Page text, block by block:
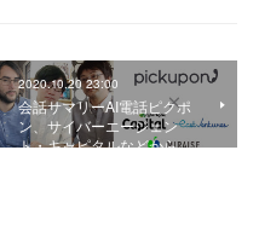
2020.10.20 23:00
会話サマリーAI電話ピクポ
ン、サイバーエージェン
ト・キャピタルなどから…